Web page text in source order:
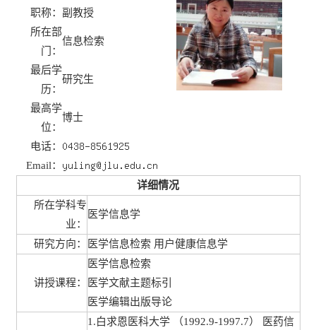
职称： 副教授
所在部
门：
信息检索
最后学
历：
研究生
最高学
位：
博士
电话：
Email：
详细情况
所在学科专
业：
医学信息学
研究方向： 医学信息检索 用户健康信息学
讲授课程：
医学信息检索
医学文献主题标引
医学编辑出版导论
1.白求恩医科大学 （1992.9-1997.7） 医药信